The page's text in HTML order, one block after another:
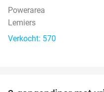
Powerarea
Lemiers
Verkocht: 570